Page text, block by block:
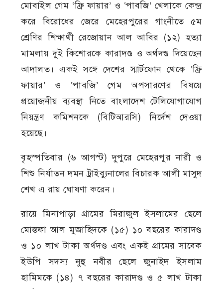
মোবাইল গেম ‘ফ্রি ফায়ার’ ও ‘পাবজি’ খেলাকে কেন্দ্র
করে বিরোধের জেরে মেহেরপুরের গাংনীতে ৫ম
শ্রেণির শিক্ষার্থী রেজোয়ান আল আবির (১২) হত্যা
মামলায় দুই কিশোরকে কারাদণ্ড ও অর্থদণ্ড দিয়েছেন
আদালত। একই সঙ্গে দেশের স্মার্টফোন থেকে ‘ফ্রি
ফায়ার’ ও ‘পাবজি’ গেম অপসারণের বিষয়ে
প্রয়োজনীয় ব্যবস্থা নিতে বাংলাদেশ টেলিযোগাযোগ
নিয়ন্ত্রণ কমিশনকে (বিটিআরসি) নির্দেশ দেওয়া
হয়েছে।
বৃহস্পতিবার (৬ আগস্ট) দুপুরে মেহেরপুর নারী ও
শিশু নির্যাতন দমন ট্রাইব্যুনালের বিচারক আলী মাসুদ
শেখ এ রায় ঘোষণা করেন।
রায়ে মিনাপাড়া গ্রামের মিরাজুল ইসলামের ছেলে
মোস্তফা আল মুজাহিদকে (১৫) ১০ বছরের কারাদণ্ড
ও ১০ লাখ টাকা অর্থদণ্ড এবং একই গ্রামের সাবেক
ইউপি সদস্য নুহু নবীর ছেলে জুনাইদ ইসলাম
হামিমকে (১৪) ৭ বছরের কারাদণ্ড ও ৫ লাখ টাকা